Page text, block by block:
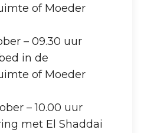
of Moeder
– 09.30 uur
in de
of Moeder
– 10.00 uur
met El Shaddai